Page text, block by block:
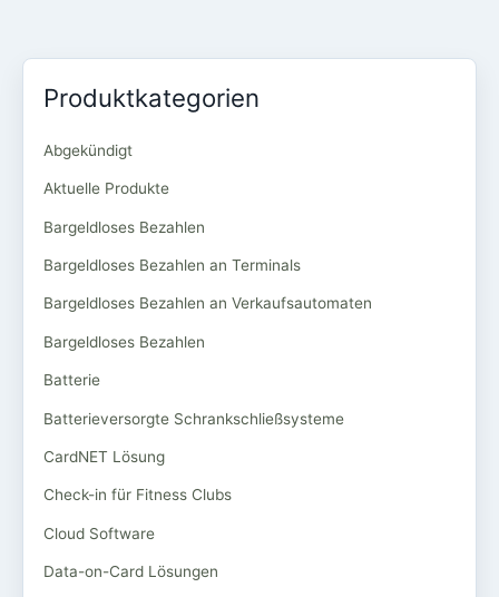
Produktkategorien
Abgekündigt
Aktuelle Produkte
Bargeldloses Bezahlen
Bargeldloses Bezahlen an Terminals
Bargeldloses Bezahlen an Verkaufsautomaten
Bargeldloses Bezahlen
Batterie
Batterieversorgte Schrankschließsysteme
CardNET Lösung
Check-in für Fitness Clubs
Cloud Software
Data-on-Card Lösungen